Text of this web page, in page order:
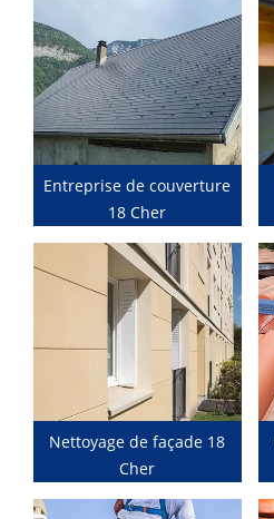
Entreprise de couverture
18 Cher
Nettoyage de façade 18
Cher